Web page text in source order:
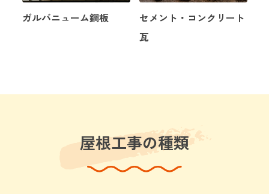
ガルバニューム鋼板
セメント・コンクリート
瓦
屋根工事の種類